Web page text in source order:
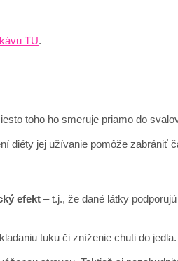
TU.
toho ho smeruje priamo do
diéty jej užívanie pomôže zabrániť
efekt – t.j., že dané látky
tuku či zníženie chuti do jedla.